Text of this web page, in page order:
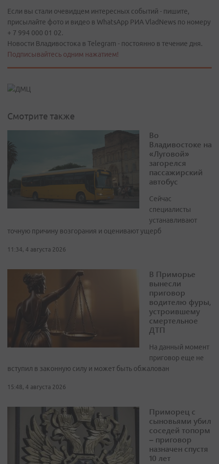
Если вы стали очевидцем интересных событий - пишите,
присылайте фото и видео в WhatsApp РИА VladNews по номеру
+ 7 994 000 01 02.
Новости Владивостока в Telegram - постоянно в течение дня.
Подписывайтесь одним нажатием!
Смотрите также
Во
Владивостоке на
«Луговой»
загорелся
пассажирский
автобус
Сейчас
специалисты
устанавливают
точную причину возгорания и оценивают ущерб
11:34, 4 августа 2026
В Приморье
вынесли
приговор
водителю фуры,
устроившему
смертельное
ДТП
На данный момент
приговор еще не
вступил в законную силу и может быть обжалован
15:48, 4 августа 2026
Приморец с
сыновьями убил
соседей топорм
– приговор
назначен спустя
10 лет